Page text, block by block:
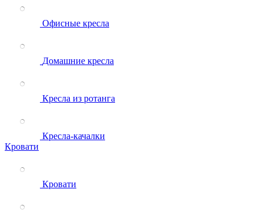
Офисные кресла
Домашние кресла
Кресла из ротанга
Кресла-качалки
Кровати
Кровати